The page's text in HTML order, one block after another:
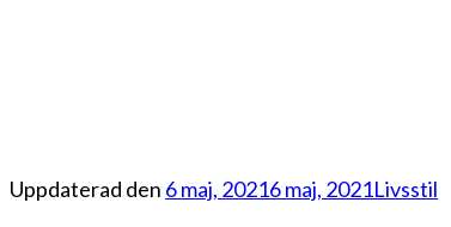
Uppdaterad den 6 maj, 20216 maj, 2021Livsstil